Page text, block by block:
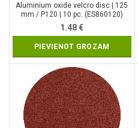
Aluminium oxide velcro disc | 125
mm / P120 | 10 pc. (ES860120)
1.48€
PIEVIENOT GROZAM